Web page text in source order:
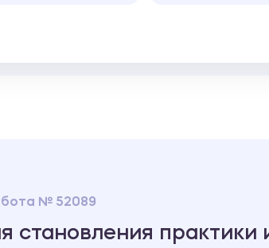
№ 52089
становления